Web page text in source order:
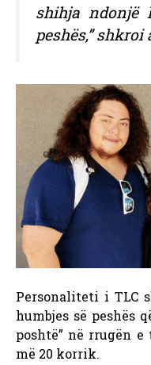
shihja ndonjë
peshës,” shkroi
Personaliteti i TLC
humbjes së peshës
poshtë” në rrugën
më 20 korrik.